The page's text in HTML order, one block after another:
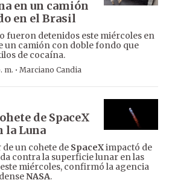
en un camión
en el Brasil
fueron detenidos este miércoles en
un camión con doble fondo que
de cocaína.
m. · Marciano Candia
de SpaceX
la Luna
un cohete de SpaceXimpactó de
contra la superficie lunar en las
miércoles, confirmó la agencia
NASA.